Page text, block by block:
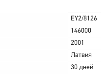
EY2/8126
146000
2001
Латвия
30 дней